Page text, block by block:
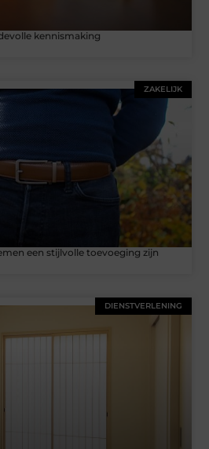
kennismaking
ZAKELIJK
een stijlvolle toevoeging zijn
DIENSTVERLENING